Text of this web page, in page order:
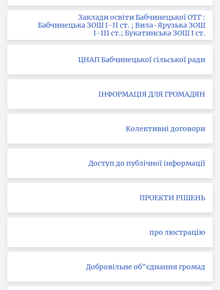
Заклади освіти Бабчинецької ОТГ :
Бабчинецька ЗОШ І-ІІ ст. ; Вила-Ярузька ЗОШ
І-ІІІ ст.; Букатинська ЗОШ І ст.
ЦНАП Бабчинецької сільської ради
ІНФОРМАЦІЯ ДЛЯ ГРОМАДЯН
Колективні договори
Доступ до публічної інформації
ПРОЕКТИ РІШЕНЬ
про люстрацію
Добровільне об"єднання громад